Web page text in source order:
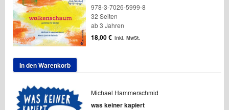
978-3-7026-5999-8
32 Seiten
ab 3 Jahren
18,00€ inkl. MwSt.
In den Warenkorb
Michael Hammerschmid
was keiner kapiert